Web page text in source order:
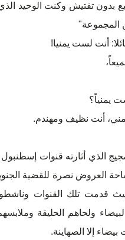
بدون تفتيش وكنت الوحيد
المجموعة"
أنت لست يمنيا!
يمنياً؟
أنت نظيف ومهندم.
الذي أثارته قنوات إسطنبول
العروض نصرة للقضية
قدمت تلك القنوات
ولحاهم الحليقة
إلا الصهاينة.